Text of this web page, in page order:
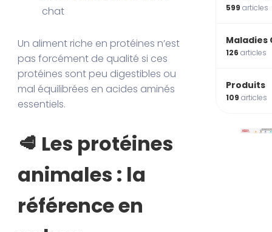
chat
Un aliment riche en protéines n’est
pas forcément de qualité si ces
protéines sont peu digestibles ou
mal équilibrées en acides aminés
essentiels.
🥩 Les protéines
animales : la
référence en
599articles
Maladies
126articles
Produits
109articles